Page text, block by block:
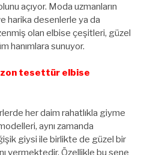
açıyor. Moda uzmanların
harika desenlerle ya da
olan elbise çeşitleri, güzel
hanımlara sunuyor.
tesettür elbise
her daim rahatlıkla giyme
aynı zamanda
giysi ile birlikte de güzel bir
vermektedir. Özellikle bu sene